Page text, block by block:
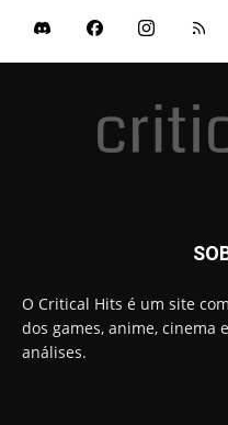
O Critical Hits é um site
dos games, anime, cinema
análises.